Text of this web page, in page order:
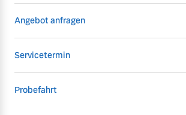
Angebot anfragen
Servicetermin
Probefahrt